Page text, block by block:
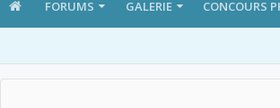
FORUMS GALERIE CONCOURS